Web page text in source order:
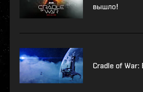
вышло!
Cradle of War: